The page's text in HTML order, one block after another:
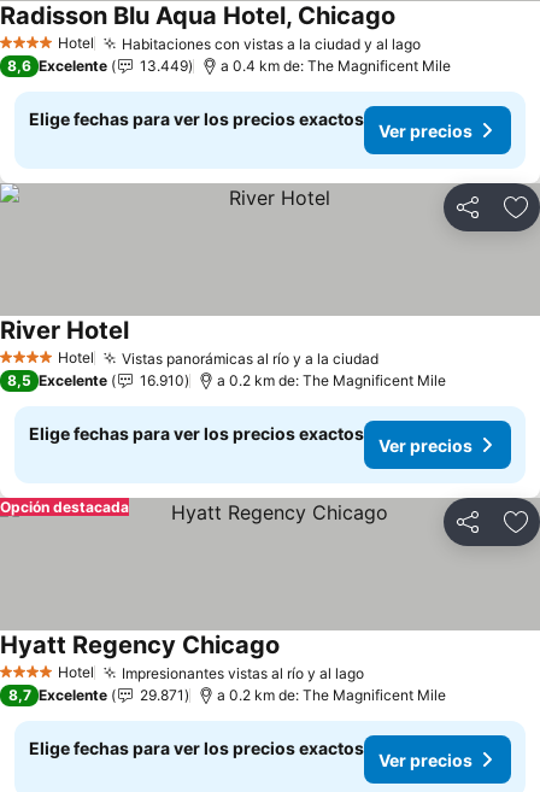
4 EstrellasHotel Habitaciones con vistas a la ciudad y al lagoVer precios
Radisson Blu Aqua Hotel, Chicago
8,6 Excelente 13.449 a 0.4 km de: The Magnificent Mile
Elige fechas para ver los precios exactos
Ver precios
Compartir
4 EstrellasHotel Vistas panorámicas al río y a la ciudadVer precios
River HotelVer precios
8,5 Excelente 16.910 a 0.2 km de: The Magnificent Mile
Elige fechas para ver los precios exactos
Ver precios
Compartir
Opción destacada
4 EstrellasHotel Impresionantes vistas al río y al lagoVer precios
Hyatt Regency Chicago
8,7 Excelente 29.871 a 0.2 km de: The Magnificent Mile
Elige fechas para ver los precios exactos
Ver precios